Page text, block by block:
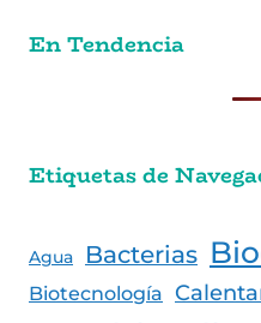
En Tendencia
Etiquetas de
Agua Bacterias
Biotecnología